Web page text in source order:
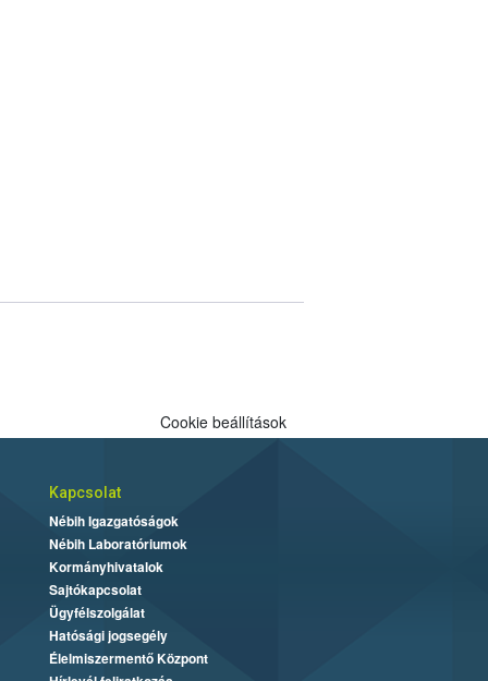
Cookie beállítások
Kapcsolat
Nébih Igazgatóságok
Nébih Laboratóriumok
Kormányhivatalok
Sajtókapcsolat
Ügyfélszolgálat
Hatósági jogsegély
Élelmiszermentő Központ